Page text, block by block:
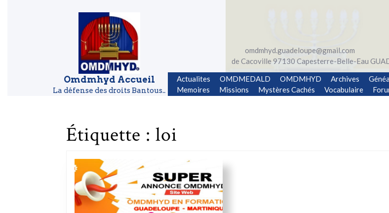
Omdmhyd Accueil
La défense des droits Bantous..
omdmhyd.guadeloupe@gmail.com
de Cacoville 97130 Capesterre-Belle-Eau
Actualites
OMDMEDALD OMDMHYD Archives
Memoires
Missions Mystères Cachés Vocabulaire
Étiquette : loi